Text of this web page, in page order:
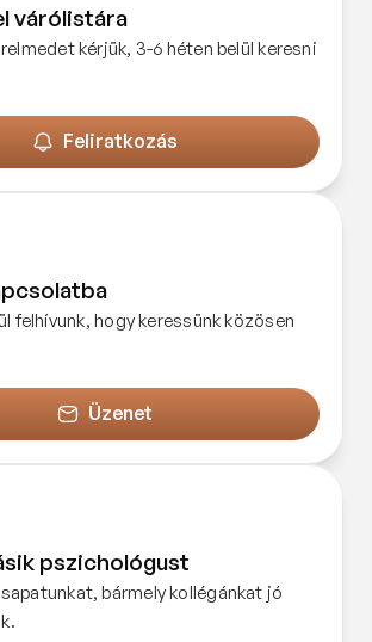
várólistára
kérjük, 3-6 héten belül keresni
Feliratkozás
felhívunk, hogy keressünk közösen
Üzenet
pszichológust
bármely kollégánkat jó